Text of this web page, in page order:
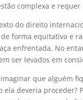
complexa e
do direito
forma equitativa e
enfrentada. No
ser levados em
que alguém
ela deveria